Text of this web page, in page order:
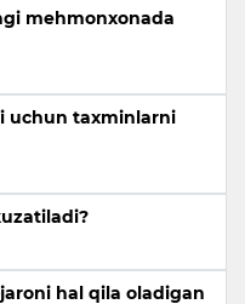
mehmonxonada
uchun taxminlarni
hal qila oladigan